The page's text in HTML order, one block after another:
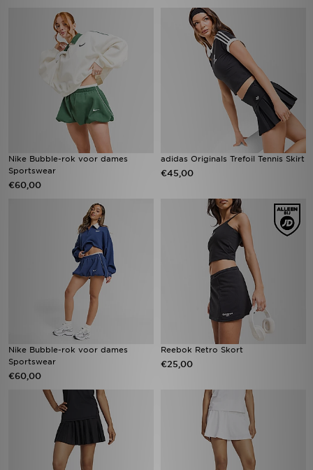
Nike Bubble-rok voor dames
Sportswear
€60,00
adidas Originals Trefoil Tennis Skirt
€45,00
Nike Bubble-rok voor dames
Sportswear
€60,00
Reebok Retro Skort
€25,00